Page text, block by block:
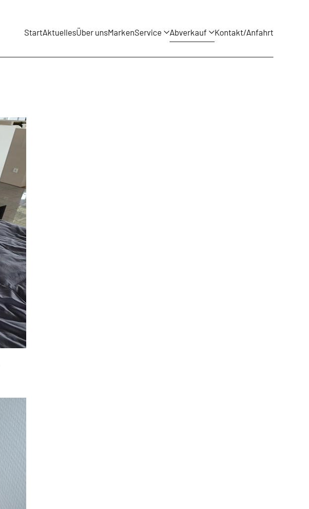
StartAktuellesÜber unsMarkenService Abverkauf Kontakt/Anfahrt